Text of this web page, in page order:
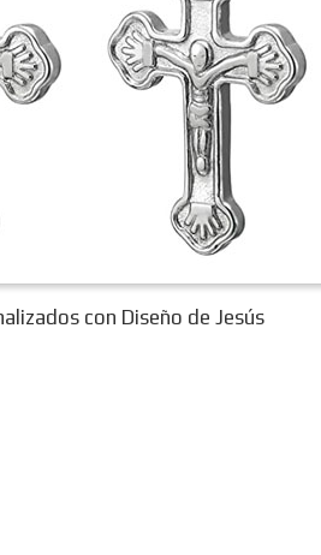
con Diseño de Jesús